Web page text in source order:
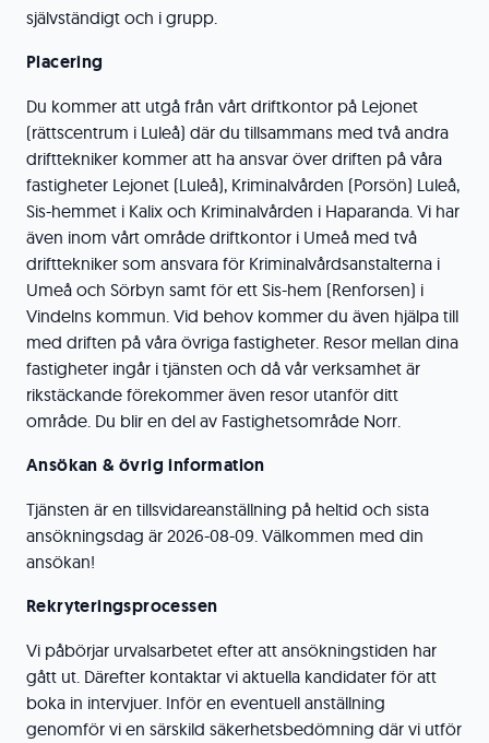
självständigt och i grupp.
Placering
Du kommer att utgå från vårt driftkontor på Lejonet
(rättscentrum i Luleå) där du tillsammans med två andra
drifttekniker kommer att ha ansvar över driften på våra
fastigheter Lejonet (Luleå), Kriminalvården (Porsön) Luleå,
Sis-hemmet i Kalix och Kriminalvården i Haparanda. Vi har
även inom vårt område driftkontor i Umeå med två
drifttekniker som ansvara för Kriminalvårdsanstalterna i
Umeå och Sörbyn samt för ett Sis-hem (Renforsen) i
Vindelns kommun. Vid behov kommer du även hjälpa till
med driften på våra övriga fastigheter. Resor mellan dina
fastigheter ingår i tjänsten och då vår verksamhet är
rikstäckande förekommer även resor utanför ditt
område. Du blir en del av Fastighetsområde Norr.
Ansökan & övrig information
Tjänsten är en tillsvidareanställning på heltid och sista
ansökningsdag är 2026-08-09. Välkommen med din
ansökan!
Rekryteringsprocessen
Vi påbörjar urvalsarbetet efter att ansökningstiden har
gått ut. Därefter kontaktar vi aktuella kandidater för att
boka in intervjuer. Inför en eventuell anställning
genomför vi en särskild säkerhetsbedömning där vi utför